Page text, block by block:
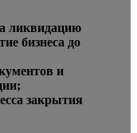
ликвидацию
бизнеса до
и
закрытия